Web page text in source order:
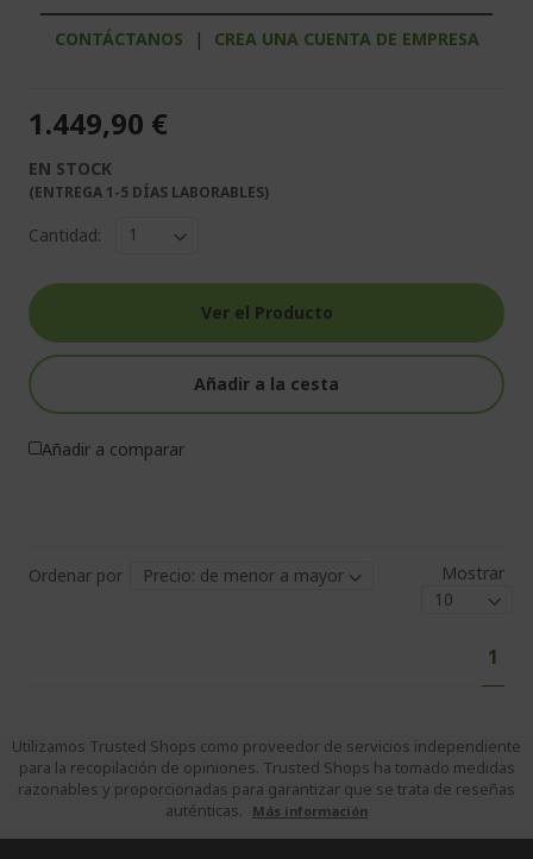
CONTÁCTANOS | CREA UNA CUENTA DE EMPRESA
1.449,90 €
EN STOCK
(ENTREGA 1-5 DÍAS LABORABLES)
Cantidad:
Ver el Producto
Añadir a la cesta
Añadir a comparar
Ordenar por Mostrar
1
Utilizamos Trusted Shops como proveedor de servicios independiente
para la recopilación de opiniones. Trusted Shops ha tomado medidas
razonables y proporcionadas para garantizar que se trata de reseñas
auténticas.
Más información